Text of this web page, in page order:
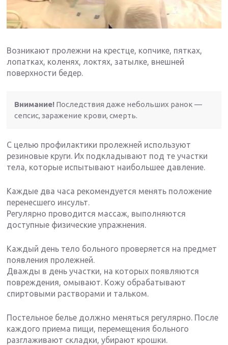
Возникают пролежни на крестце, копчике, пятках,
лопатках, коленях, локтях, затылке, внешней
поверхности бедер.
Внимание! Последствия даже небольших ранок —
сепсис, заражение крови, смерть.
С целью профилактики пролежней используют
резиновые круги. Их подкладывают под те участки
тела, которые испытывают наибольшее давление.
Каждые два часа рекомендуется менять положение
перенесшего инсульт.
Регулярно проводится массаж, выполняются
доступные физические упражнения.
Каждый день тело больного проверяется на предмет
появления пролежней.
Дважды в день участки, на которых появляются
повреждения, омывают. Кожу обрабатывают
спиртовыми растворами и тальком.
Постельное белье должно меняться регулярно. После
каждого приема пищи, перемещения больного
разглаживают складки, убирают крошки.